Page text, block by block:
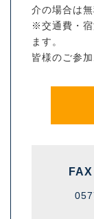
介の場合は
※交通費・宿
ます。
皆様のご参